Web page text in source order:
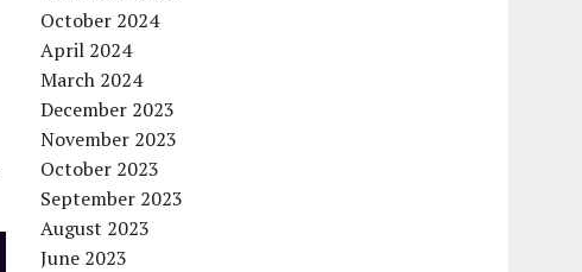
October 2024
April 2024
March 2024
December 2023
November 2023
October 2023
September 2023
August 2023
June 2023